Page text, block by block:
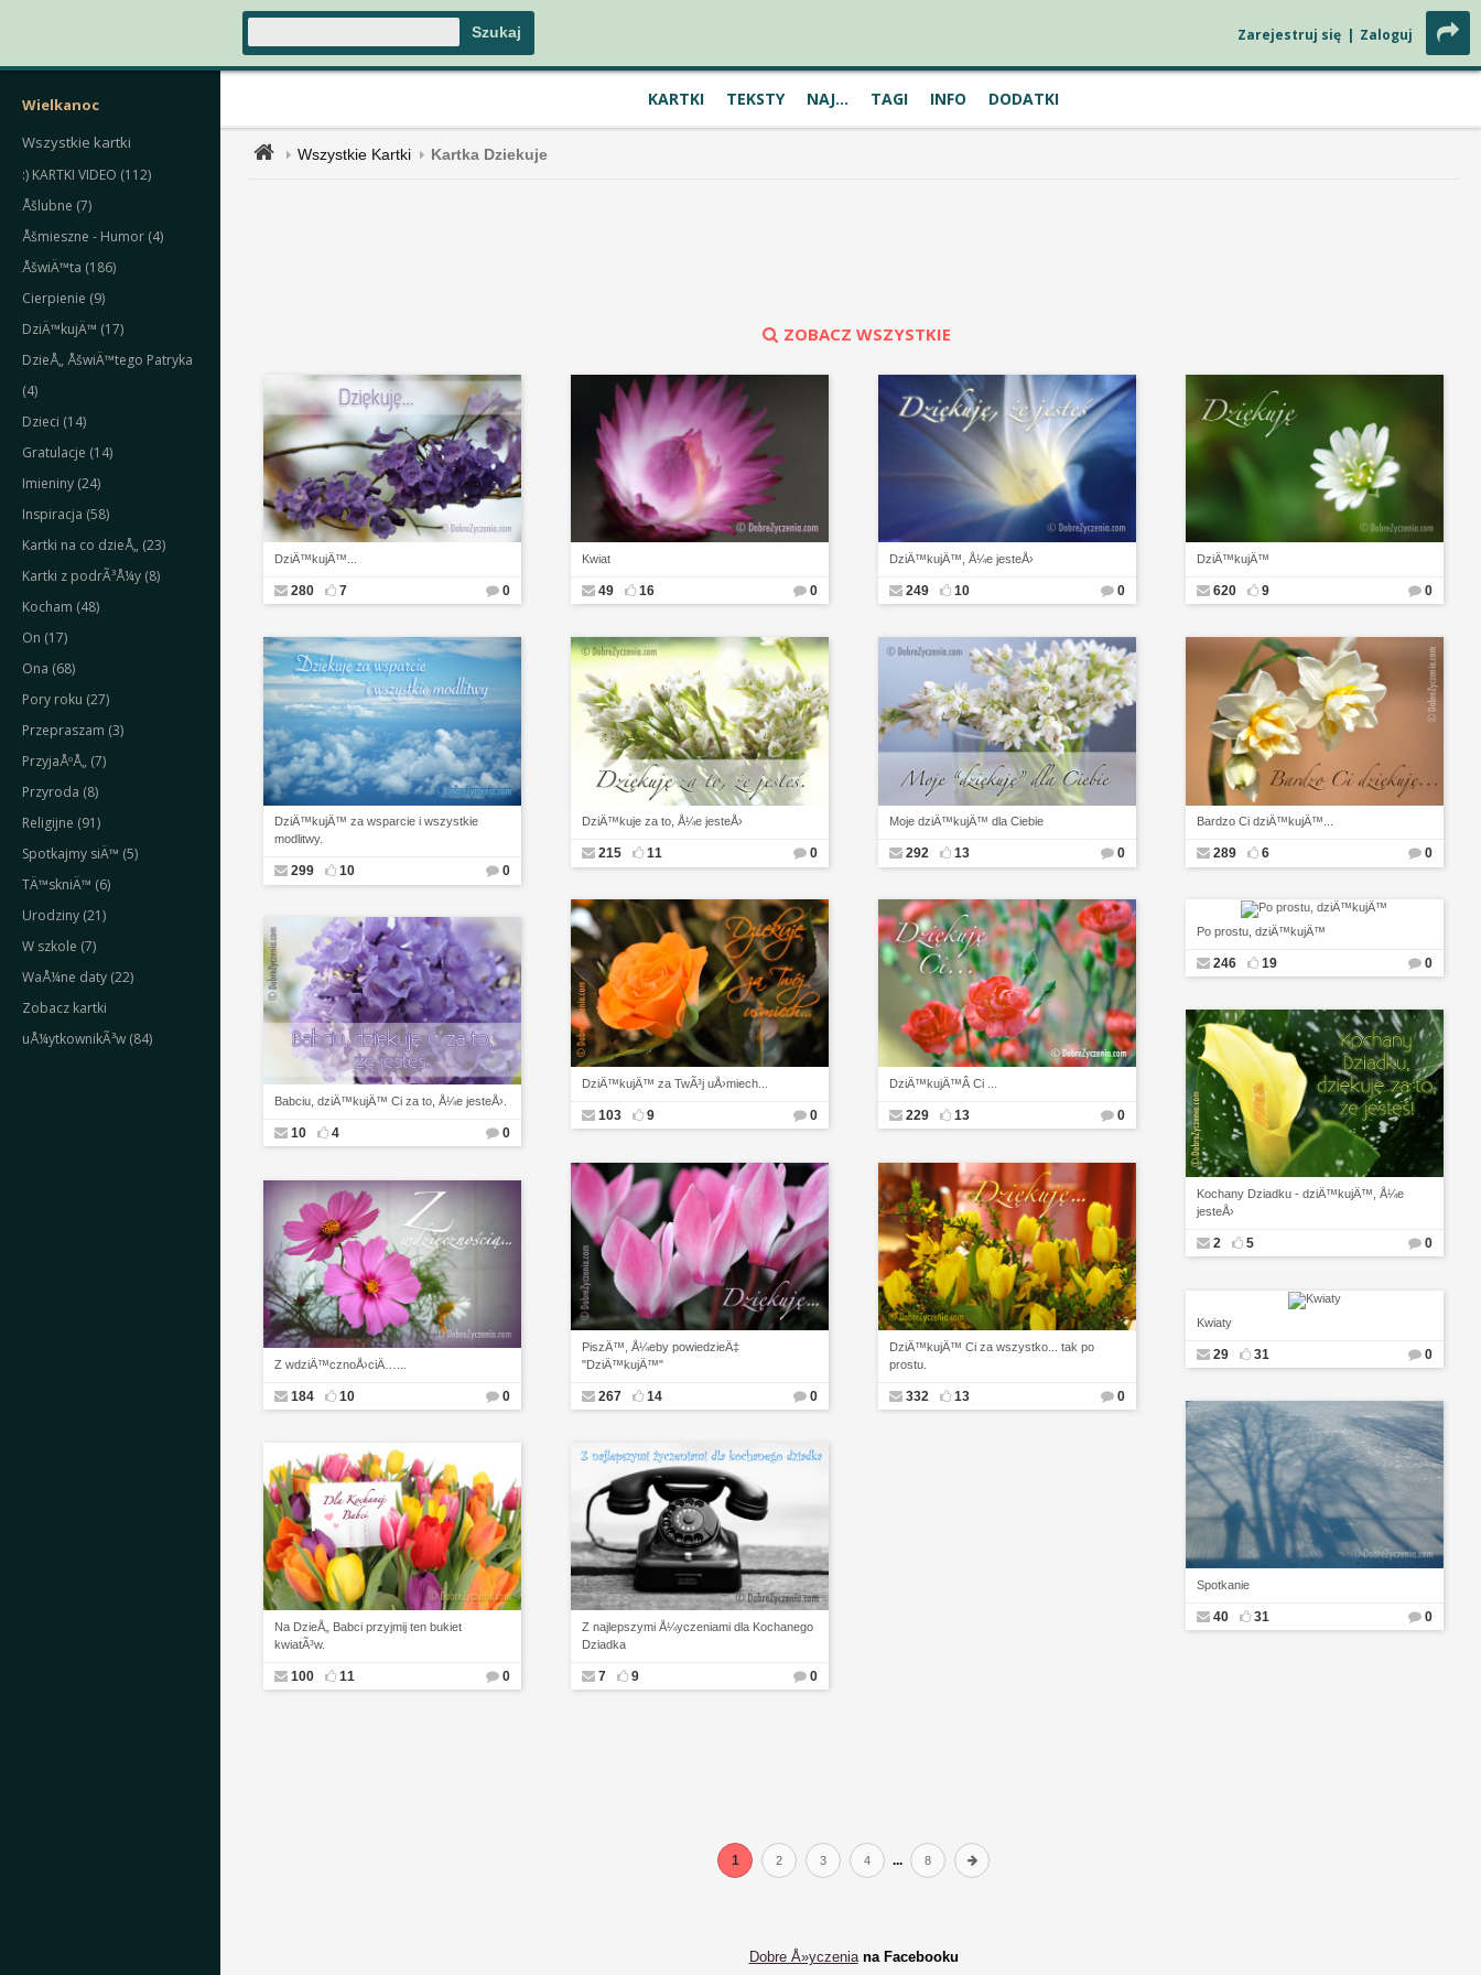
Zarejestruj się | Zaloguj
KARTKI TEKSTY NAJ... TAGI INFO DODATKI
Wielkanoc
Wszystkie kartki
:) KARTKI VIDEO (112)
Åšlubne (7)
Åšmieszne - Humor (4)
ÅšwiÄ™ta (186)
Cierpienie (9)
DziÄ™kujÄ™ (17)
DzieÅ„ ÅšwiÄ™tego Patryka
(4)
Dzieci (14)
Gratulacje (14)
Imieniny (24)
Inspiracja (58)
Kartki na co dzieÅ„ (23)
Kartki z podrÃ³Å¼y (8)
Kocham (48)
On (17)
Ona (68)
Pory roku (27)
Przepraszam (3)
PrzyjaÅºÅ„ (7)
Przyroda (8)
Religijne (91)
Spotkajmy siÄ™ (5)
TÄ™skniÄ™ (6)
Urodziny (21)
W szkole (7)
WaÅ¼ne daty (22)
Zobacz kartki
uÅ¼ytkownikÃ³w (84)
Wszystkie Kartki Kartka Dziekuje
ZOBACZ WSZYSTKIE
DziÄ™kujÄ™...
280 7 0
Kwiat
49 16 0
DziÄ™kujÄ™, Å¼e jesteÅ›
249 10 0
DziÄ™kujÄ™
620 9 0
DziÄ™kujÄ™ za wsparcie i wszystkie
modlitwy.
299 10 0
DziÄ™kuje za to, Å¼e jesteÅ›
215 11 0
Moje dziÄ™kujÄ™ dla Ciebie
292 13 0
Bardzo Ci dziÄ™kujÄ™...
289 6 0
DziÄ™kujÄ™ za TwÃ³j uÅ›miech...
103 9 0
DziÄ™kujÄ™Â Ci ...
229 13 0
Po prostu, dziÄ™kujÄ™
246 19 0
Babciu, dziÄ™kujÄ™ Ci za to, Å¼e jesteÅ›.
10 4 0
Kochany Dziadku - dziÄ™kujÄ™, Å¼e
jesteÅ›
2 5 0
PiszÄ™, Å¼eby powiedzieÄ‡
"DziÄ™kujÄ™"
267 14 0
DziÄ™kujÄ™ Ci za wszystko... tak po
prostu.
332 13 0
Z wdziÄ™cznoÅ›ciÄ…...
184 10 0
Kwiaty
29 31 0
Spotkanie
40 31 0
Na DzieÅ„ Babci przyjmij ten bukiet
kwiatÃ³w.
100 11 0
Z najlepszymi Å¼yczeniami dla Kochanego
Dziadka
7 9 0
1 2 3 4 ... 8
Dobre Å»yczeniana Facebooku